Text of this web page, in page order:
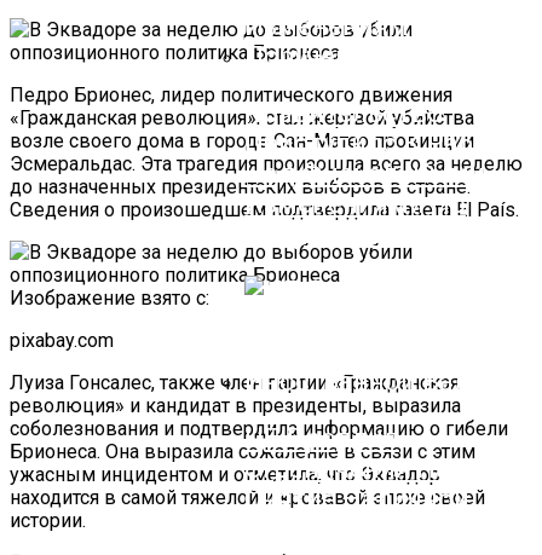
Правительство
Приступило К Работе
Над Фискальными
Изменениями По
ЦБ Продлил
Ограничения На
Снятие Наличной
Педро Брионес, лидер политического движения
«Гражданская революция», стал жертвой убийства
возле своего дома в городе Сан-Матео провинции
Эсмеральдас. Эта трагедия произошла всего за неделю
до назначенных президентских выборов в стране.
Сведения о произошедшем подтвердила газета El País.
Изображение взято с:
pixabay.com
Луиза Гонсалес, также член партии «Гражданская
революция» и кандидат в президенты, выразила
соболезнования и подтвердила информацию о гибели
Брионеса. Она выразила сожаление в связи с этим
ужасным инцидентом и отметила, что Эквадор
находится в самой тяжелой и кровавой эпохе своей
истории.